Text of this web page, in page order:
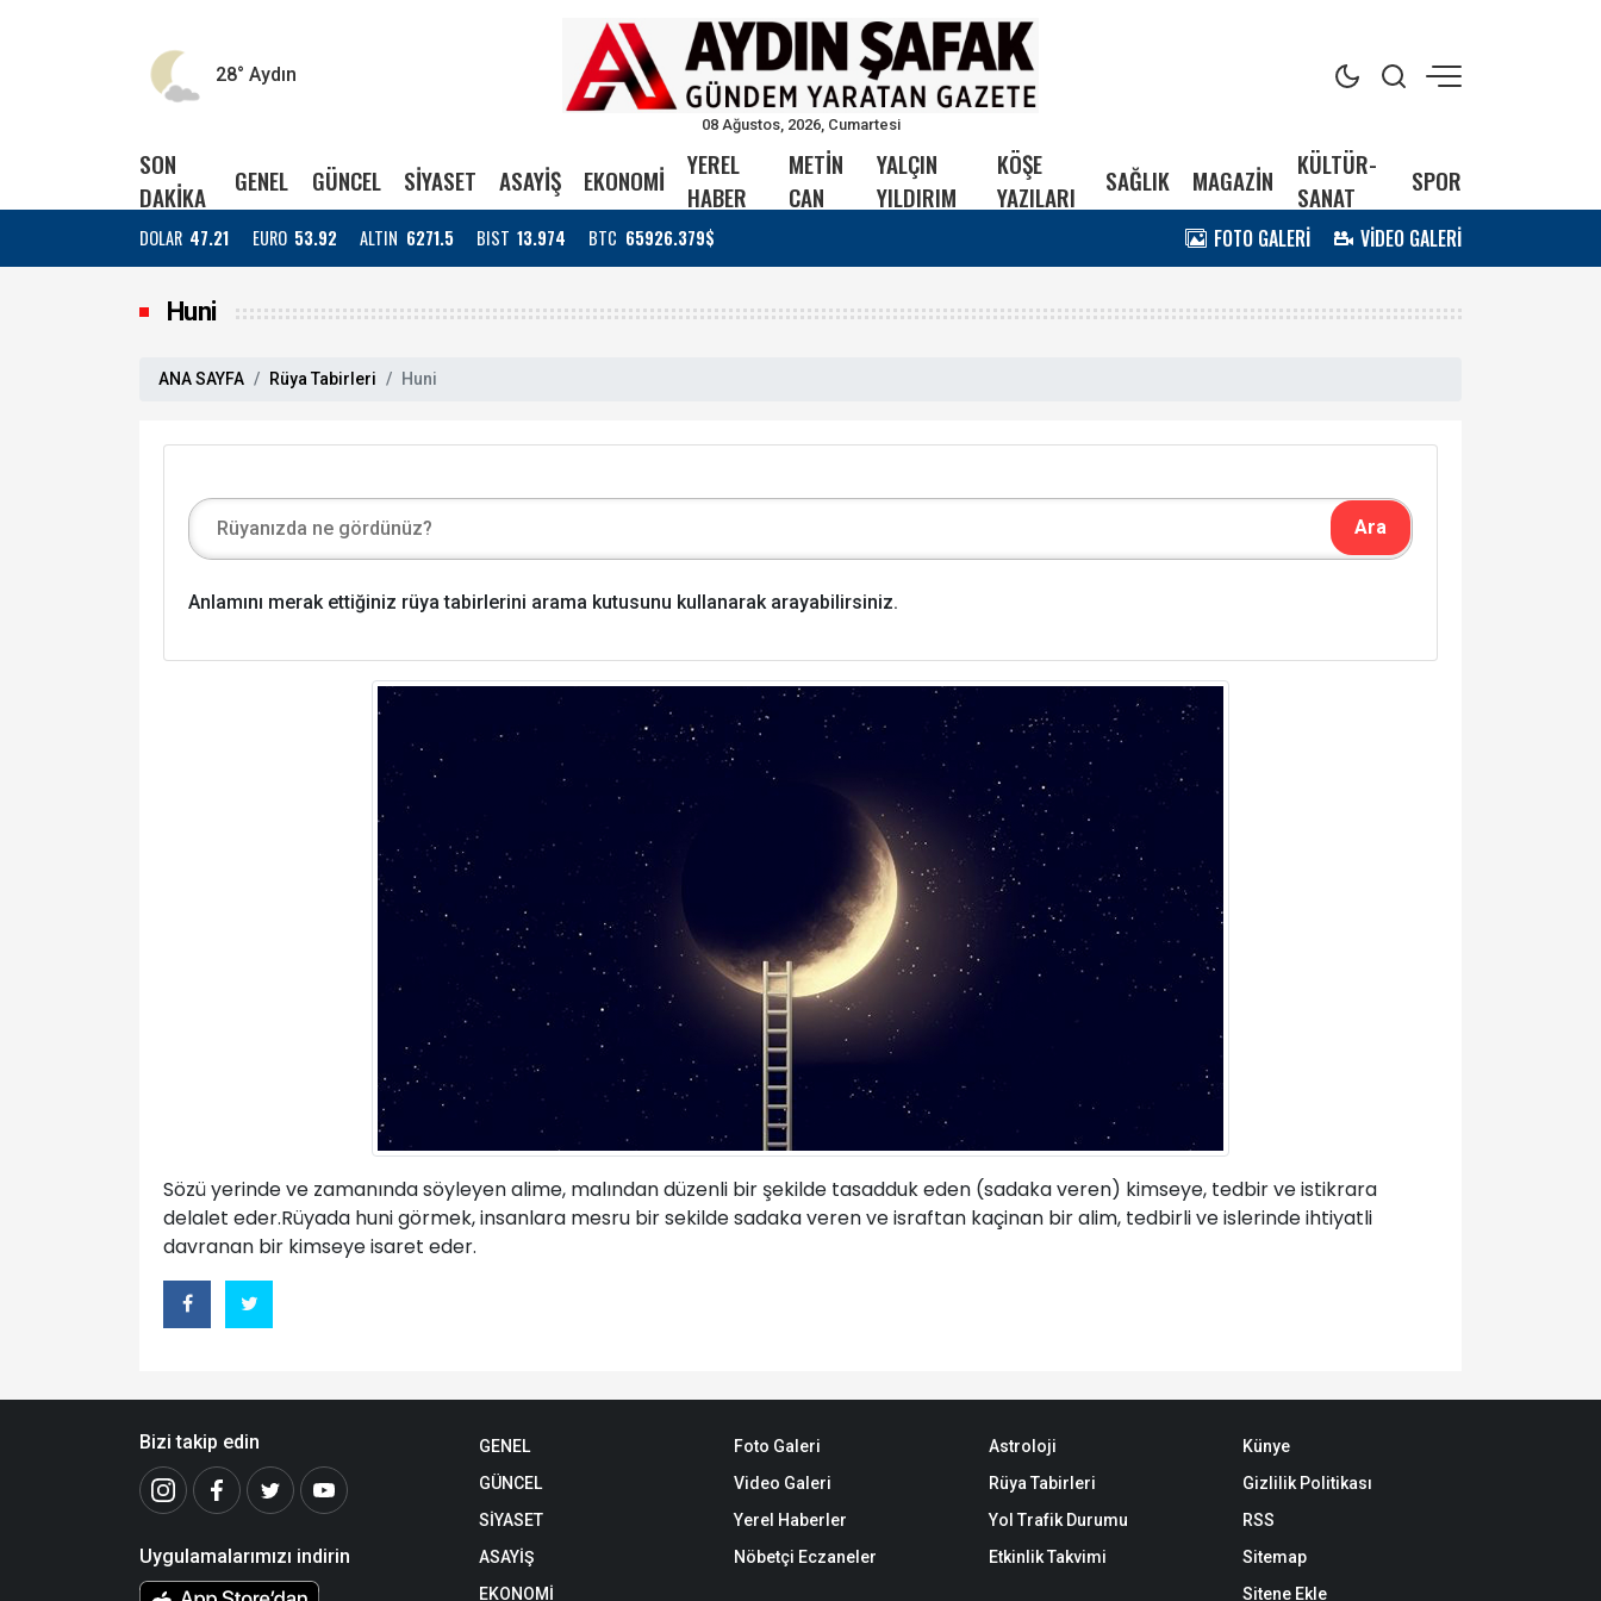
28° Aydın
08 Ağustos, 2026, Cumartesi
SON
DAKİKA
GENEL GÜNCEL SİYASET ASAYİŞ EKONOMİ
YEREL
HABER
METİN
CAN
YALÇIN
YILDIRIM
KÖŞE
YAZILARI
SAĞLIK MAGAZİN
KÜLTÜR-
SANAT
SPOR
DOLAR 47.21 EURO 53.92 ALTIN 6271.5 BIST 13.974 BTC 65926.379$ FOTO GALERİ VİDEO GALERİ
Huni
ANA SAYFA Rüya Tabirleri Huni
Anlamını merak ettiğiniz rüya tabirlerini arama kutusunu kullanarak arayabilirsiniz.
Sözü yerinde ve zamanında söyleyen alime, malından düzenli bir şekilde tasadduk eden (sadaka veren) kimseye, tedbir ve istikrara
delalet eder.Rüyada huni görmek, insanlara mesru bir sekilde sadaka veren ve israftan kaçinan bir alim, tedbirli ve islerinde ihtiyatli
davranan bir kimseye isaret eder.
Bizi takip edin
Uygulamalarımızı indirin
GENEL
GÜNCEL
SİYASET
ASAYİŞ
EKONOMİ
Foto Galeri
Video Galeri
Yerel Haberler
Nöbetçi Eczaneler
Astroloji
Rüya Tabirleri
Yol Trafik Durumu
Etkinlik Takvimi
Künye
Gizlilik Politikası
RSS
Sitemap
Sitene Ekle